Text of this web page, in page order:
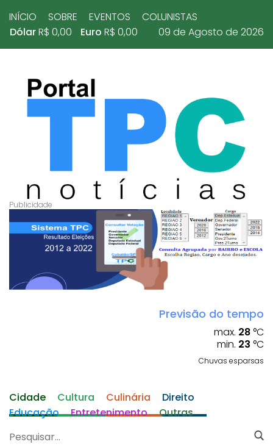
INÍCIO SOBRE EVENTOS
COLUNISTAS
DólarR$ 0,00 Euro R$ 0,00 09 de Agosto de 2026
Previsão do tempo
max. 28 °C
min. 23 °C
Chuvas esparsas
Cidade Cultura Culinária
Direito
Educação
Entretenimento Outras